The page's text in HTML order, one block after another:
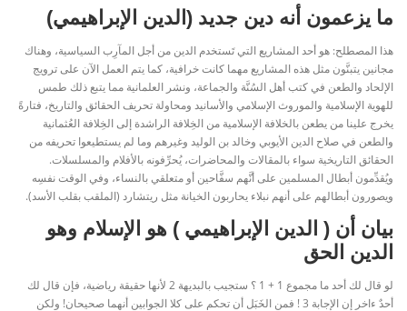
ما يزعمون أنه دين جديد (الدين الإبراهيمي)
هذا المصطلح: هو أحد المشاريع التي تَستخدم الدين من أجل المآرِب السياسية، وهناك
مجانين يتبنَّون مثل هذه المشاريع مهما كانت خرافية، كما يتم العمل الآن على ترويج
الإلحاد والطعن في كتب أهل السُنَّة والجماعة، ونشر العلمانية مما يتبع ذلك طمس
للهوية الإسلامية والموروث الإسلامي والأسانيد ومحاولة تحريف الحقائق والتاريخ، فتارةً
يخرج علينا من يطعن بالخلافة الإسلامية من الخِلافة الراشدة إلى الخِلافة العُثمانية
والطعن في صلاح الدين الأيوبي وخالد بن الوليد وغيرهم وما لم يستطيعوا تحريفه من
الحقائق التاريخية سواء بالمقالات والمحاضرات، يُحرِّفونه بالأفلام والمسلسلات.
ويُقدِّمون أبطال المسلمين على أنَّهم سفَّاحين أو متعلقي بالنساء، وفي الوقت نفسِه
ويصورون أبطالهم على أنهم نبلاء يحاربون الخيانة مثل ريتشارد (الملقب بقلب الأسد).
بيان أن ( الدين الإبراهيمي ) هو الإسلام وهو
الدين الحق
لو قال لك أحد ما مجموع 1 + 1 ؟ ستجيب بالبديهة 2 لأنها حقيقة رياضية، فإن قال لك
أحدٌ ءاخر إن الإجابة 3 ! فمن الخَبَل أن تحكم على كلا الجوابين أنهما صحيحان! ولكن